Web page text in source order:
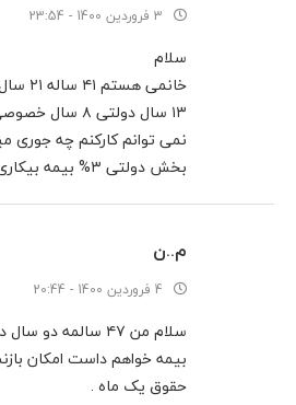
3 فروردین 1400 - 23:54
سلام
خانمی هستم ۴۱ ساله ۲۱ سال سابقه کار دارم
۱۳ سال دولتی ۸ سال خصوصی پارگی دیسک گردن دارم
نمی توانم کارکنم چه جوری
بخش دولتی ۳% بیمه بیکاری پرداخت میکنه؟
م..ن
4 فروردین 1400 - 20:44
سلام من ۴۷ سالمه
بیمه خواهم داست امکان
حقوق یک ماه .